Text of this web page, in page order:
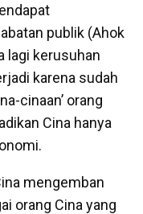
publik (Ahok
lagi kerusuhan
karena sudah
cinaan’ orang
Cina hanya
mengemban
orang Cina yang